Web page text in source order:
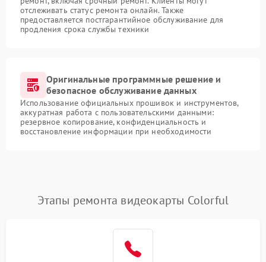
отслеживать статус ремонта онлайн. Также
предоставляется постгарантийное обслуживание для
продления срока службы техники
Оригинальные программные решение и
безопасное обслуживание данных
Использование официальных прошивок и инструментов,
аккуратная работа с пользовательскими данными:
резервное копирование, конфиденциальность и
восстановление информации при необходимости
Этапы ремонта видеокарты Colorful